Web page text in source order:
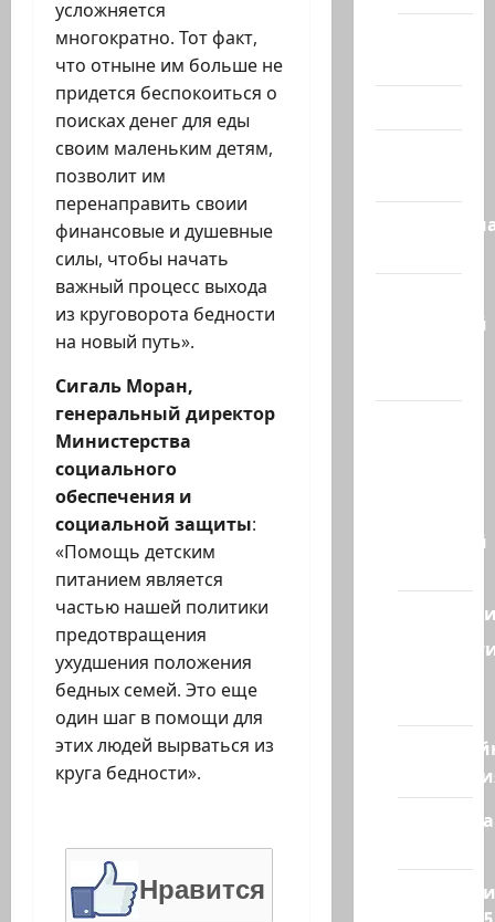
усложняется
многократно. Тот факт,
что отныне им больше не
придется беспокоиться о
поисках денег для еды
своим маленьким детям,
позволит им
перенаправить своии
финансовые и душевные
силы, чтобы начать
важный процесс выхода
из круговорота бедности
на новый путь».
Сигаль Моран,
генеральный директор
Министерства
социального
обеспечения и
социальной защиты:
«Помощь детским
питанием является
частью нашей политики
предотвращения
ухудшения положения
бедных семей. Это еще
один шаг в помощи для
этих людей вырваться из
круга бедности».
Нравится
Котлярский
Ближний
Полемика